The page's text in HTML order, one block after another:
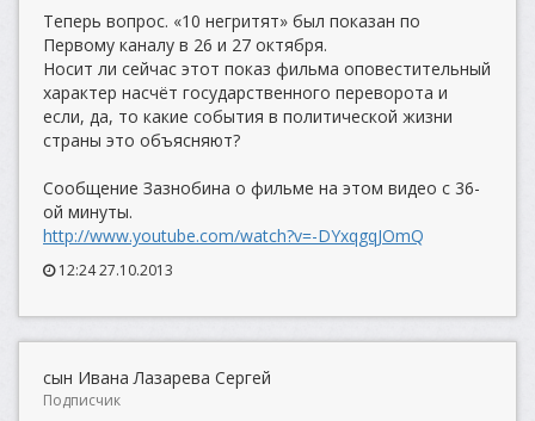
Теперь вопрос. «10 негритят» был показан по
Первому каналу в 26 и 27 октября.
Носит ли сейчас этот показ фильма оповестительный
характер насчёт государственного переворота и
если, да, то какие события в политической жизни
страны это объясняют?
Сообщение Зазнобина о фильме на этом видео с 36-
ой минуты.
http://www.youtube.com/watch?v=-DYxqgqJOmQ
12:24 27.10.2013
сын Ивана Лазарева Сергей
Подписчик